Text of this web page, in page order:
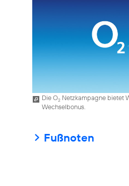
Die O2 Netzkampagne bietet
Wechselbonus.
Fußnoten